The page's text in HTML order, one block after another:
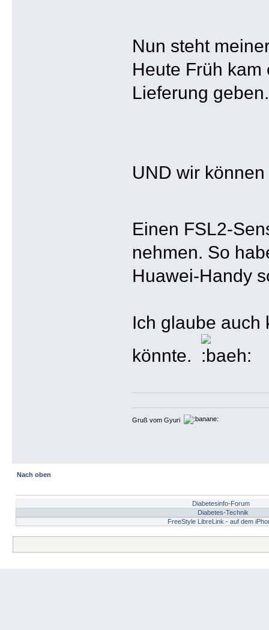
Nun steht
Heute Früh kam
Lieferung geben.
UND wir
Einen FSL2-
nehmen. So
Huawei-Handy
Ich glaube auch
könnte.
Gruß vom Gyuri
Nach oben
Diabetesinfo-Forum
Diabetes-Technik
FreeStyle LibreLink - auf dem